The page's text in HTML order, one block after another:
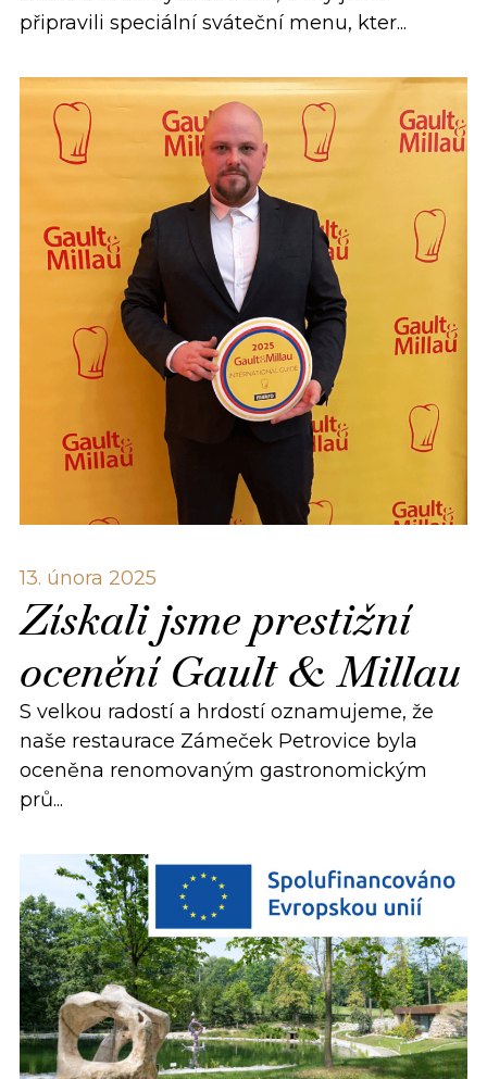
připravili speciální sváteční menu, kter...
13. února 2025
Získali jsme prestižní
ocenění Gault & Millau
S velkou radostí a hrdostí oznamujeme, že
naše restaurace Zámeček Petrovice byla
oceněna renomovaným gastronomickým
prů...